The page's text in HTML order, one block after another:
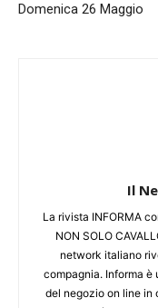
Domenica 26 Maggio
Il
La rivista INFORMA
NON SOLO
network italiano
compagnia. Informa è
del negozio on line in